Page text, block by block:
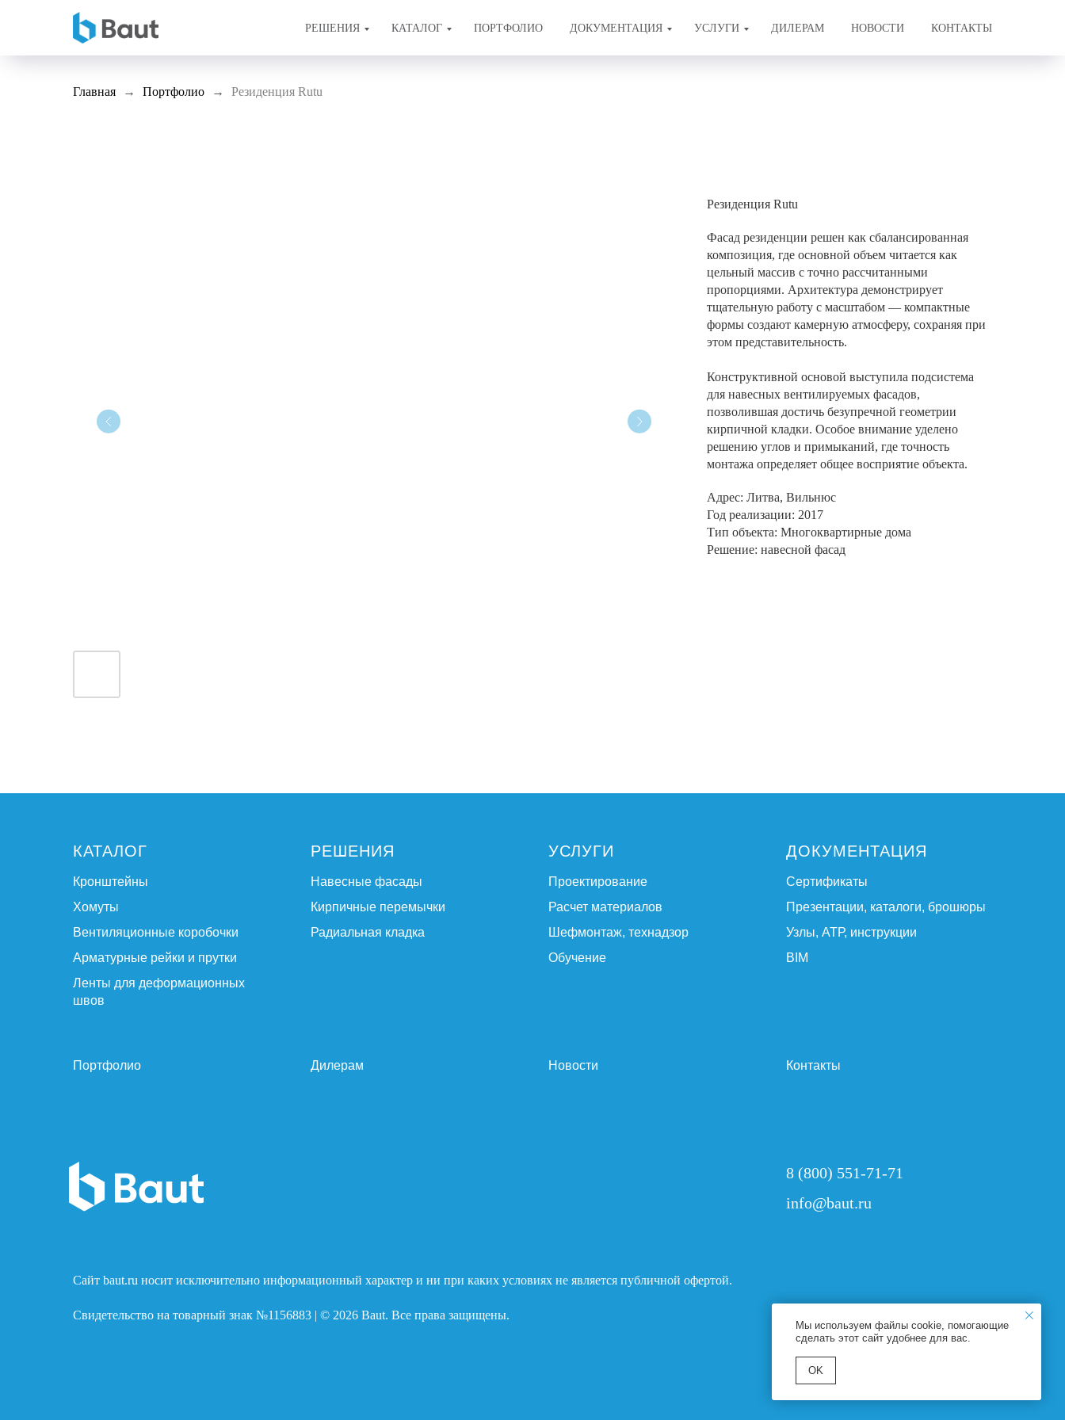
РЕШЕНИЯ КАТАЛОГ ПОРТФОЛИО ДОКУМЕНТАЦИЯ УСЛУГИ ДИЛЕРАМ НОВОСТИ КОНТАКТЫ
Главная Портфолио Резиденция Rutu
Мы используем файлы cookie, помогающие
сделать этот сайт удобнее для вас.
ОK
Резиденция Rutu
Фасад резиденции решен как сбалансированная
композиция, где основной объем читается как
цельный массив с точно рассчитанными
пропорциями. Архитектура демонстрирует
тщательную работу с масштабом — компактные
формы создают камерную атмосферу, сохраняя при
этом представительность.
Конструктивной основой выступила подсистема
для навесных вентилируемых фасадов,
позволившая достичь безупречной геометрии
кирпичной кладки. Особое внимание уделено
решению углов и примыканий, где точность
монтажа определяет общее восприятие объекта.
Адрес: Литва, Вильнюс
Год реализации: 2017
Тип объекта: Многоквартирные дома
Решение: навесной фасад
КАТАЛОГ
Кронштейны
Хомуты
Вентиляционные коробочки
Арматурные рейки и прутки
Ленты для деформационных
швов
РЕШЕНИЯ
Навесные фасады
Кирпичные перемычки
Радиальная кладка
УСЛУГИ
Проектирование
Расчет материалов
Шефмонтаж, технадзор
Обучение
ДОКУМЕНТАЦИЯ
Сертификаты
Презентации, каталоги, брошюры
Узлы, АТР, инструкции
BIM
Портфолио Дилерам Новости Контакты
8 (800) 551-71-71
info@baut.ru
Сайт baut.ru носит исключительно информационный характер и ни при каких условиях не является публичной офертой.
Свидетельство на товарный знак №1156883 | © 2026 Baut. Все права защищены.